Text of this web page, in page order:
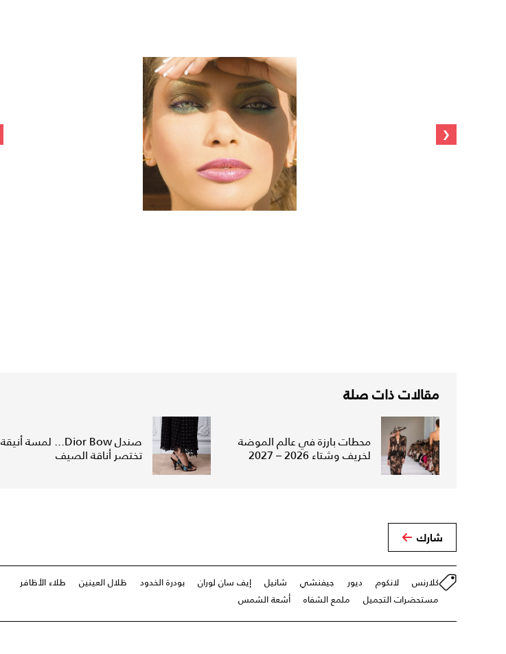
‹
مقالات ذات صلة
محطات بارزة في عالم الموضة
لخريف وشتاء 2026 – 2027
صندل Dior Bow... لمسة أنيقة
تختصر أناقة الصيف
شارك
كلارنس لانكوم ديور جيفنشي شانيل إيف سان لوران بودرة الخدود ظلال العينين
طلاء الأظافر
مستحضرات التجميل
ملمع الشفاه أشعة الشمس